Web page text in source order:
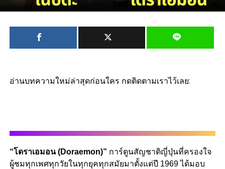
อ่านบทความใหม่ล่าสุดก่อนใคร กดติดตามเราไว้เลย:
“โดราเอมอน (Doraemon)” การ์ตูนสัญชาติญี่ปุ่นที่ครองใจ
ผู้ชมทุกเพศทุกวัยในทุกยุคทุกสมัยมาตั้งแต่ปี 1969 ได้มอบ